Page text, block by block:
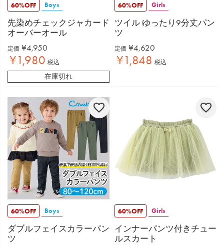
60%OFF Boys
先染めチェックジャカード
オーバーオール
定価 ¥4,950
¥1,980 税込
在庫切れ
60%OFF Girls
ツイル ゆったり9分丈パン
ツ
定価 ¥4,620
¥1,848 税込
60%OFF Boys
ダブルフェイスカラーパン
ツ
60%OFF Girls
インナーパンツ付きチュー
ルスカート